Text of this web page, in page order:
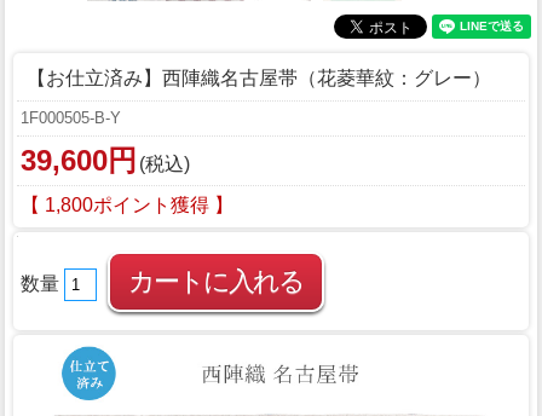
【お仕立済み】西陣織名古屋帯（花菱華紋：グレー）
1F000505-B-Y
39,600円 (税込)
【 1,800ポイント獲得 】
数量